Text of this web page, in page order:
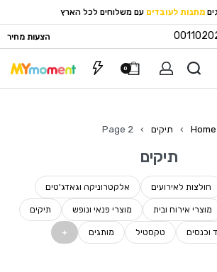
מתנות לעובדים עם משלוחים לכל הארץ
הצעות מחיר
0
Home
› תיקים ›
Page 2
תיקים
חולצות לאירועים אלקטרוניקה וגאדג'טים
מוצרי אירוח ובית מוצרי פנאי ונופש תיקים
וכנסים טקסטיל מותגים